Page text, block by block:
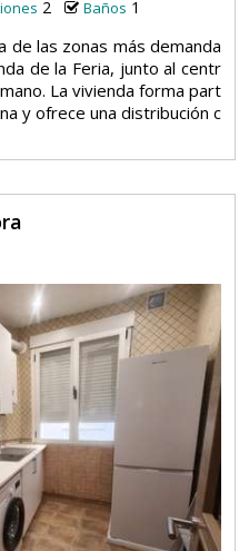
2 Baños 1
de las zonas más demanda
de la Feria, junto al centr
La vivienda forma part
y ofrece una distribución c